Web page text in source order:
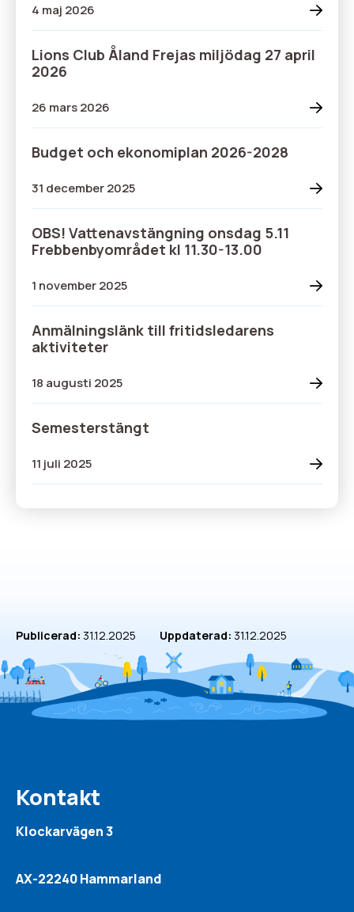
4 maj 2026
Lions Club Åland Frejas miljödag 27 april
2026
26 mars 2026
Budget och ekonomiplan 2026-2028
31 december 2025
OBS! Vattenavstängning onsdag 5.11
Frebbenbyområdet kl 11.30-13.00
1 november 2025
Anmälningslänk till fritidsledarens
aktiviteter
18 augusti 2025
Semesterstängt
11 juli 2025
Publicerad: 31.12.2025 Uppdaterad: 31.12.2025
Kontakt
Klockarvägen 3
AX-22240 Hammarland